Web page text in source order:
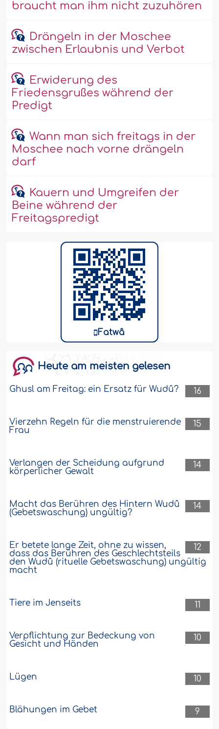
braucht man ihm nicht zuzuhören
Drängeln in der Moschee
zwischen Erlaubnis und Verbot
Erwiderung des
Friedensgrußes während der
Predigt
Wann man sich freitags in der
Moschee nach vorne drängeln
darf
Kauern und Umgreifen der
Beine während der
Freitagspredigt
Fatwâ
Heute am meisten gelesen
16
Ghusl am Freitag: ein Ersatz für Wudû?
15
Vierzehn Regeln für die menstruierende
Frau
14
Verlangen der Scheidung aufgrund
körperlicher Gewalt
14
Macht das Berühren des Hintern Wudû
(Gebetswaschung) ungültig?
12
Er betete lange Zeit, ohne zu wissen,
dass das Berühren des Geschlechtsteils
den Wudû (rituelle Gebetswaschung) ungültig
macht
11
Tiere im Jenseits
10
Verpflichtung zur Bedeckung von
Gesicht und Händen
10
Lügen
9
Blähungen im Gebet